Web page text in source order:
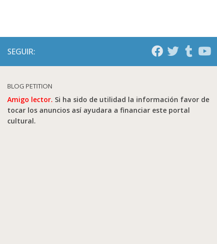
SEGUIR:
BLOG PETITION
Amigo lector. Si ha sido de utilidad la información favor de
tocar los anuncios así ayudara a financiar este portal
cultural.